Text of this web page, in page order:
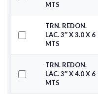
MTS
TRN. REDON.
LAC. 3″ X 3.0 X 6
MTS
TRN. REDON.
LAC. 3″ X 4.0 X 6
MTS